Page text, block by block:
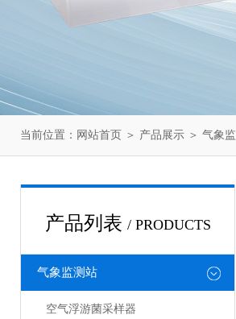
当前位置： 网站首页 ＞ 产品展示 ＞ 气象
产品列表 / PRODUCTS
气象监测站
空气浮游菌采样器